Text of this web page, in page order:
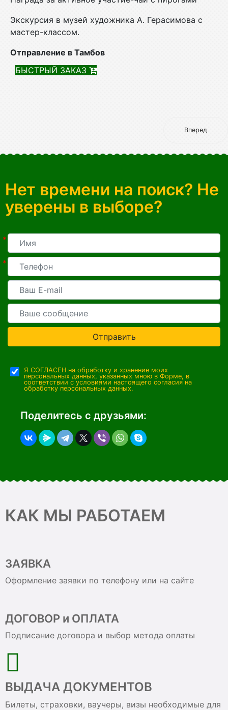
Экскурсия в музей художника А. Герасимова с
мастер-классом.
Отправление в Тамбов
БЫСТРЫЙ ЗАКАЗ
Вперед
Нет времени на поиск? Не
уверены в выборе?
*
*
Отправить
Я СОГЛАСЕН на обработку и хранение моих
персональных данных, указанных мною в Форме, в
соответствии с условиями настоящего согласия на
обработку персональных данных.
Поделитесь с друзьями:
КАК МЫ РАБОТАЕМ
ЗАЯВКА
Оформление заявки по телефону или на сайте
ДОГОВОР и ОПЛАТА
Подписание договора и выбор метода оплаты
ВЫДАЧА ДОКУМЕНТОВ
Билеты, страховки, ваучеры, визы необходимые для